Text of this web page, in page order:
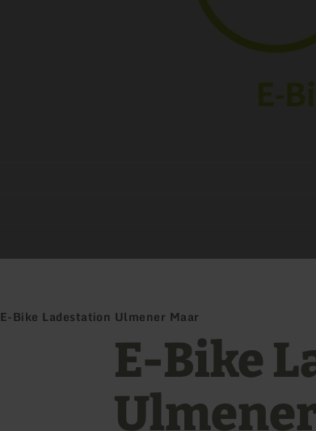
E-Bike Ladestation Ulmener Maar
E-Bike